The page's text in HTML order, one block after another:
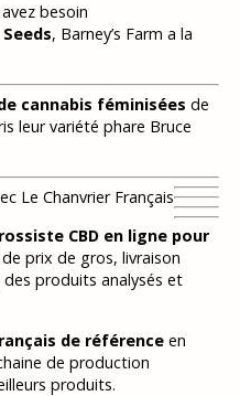
besoin
, Barney’s Farm a la
cannabis féminisées de
leur variété phare Bruce
Le Chanvrier Français
CBD en ligne pour
prix de gros, livraison
produits analysés et
de référenceen
de production
produits.